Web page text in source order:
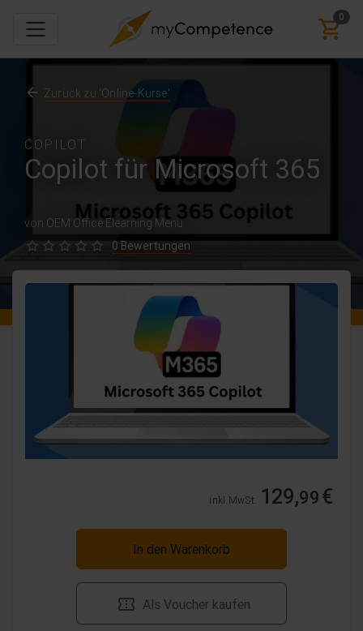
0
COPILOT
Copilot für Microsoft 365
von OEM Office Elearning Menu
0 Bewertungen
Zurück zu 'Online-Kurse'
inkl. MwSt. 129,99€
In den Warenkorb
Als Voucher kaufen